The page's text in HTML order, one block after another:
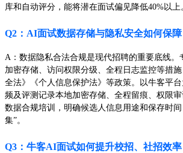
库和自动评分，能将潜在面试偏见降低40%以上
Q2：AI面试数据存储与隐私安全如何保障
A：数据隐私合法合规是现代招聘的重要底线。
加密存储、访问权限分级、全程日志监控等措
全法》《个人信息保护法》等政策。以牛客平
频及评测记录本地加密存储、全程留痕、权限
数据合规培训，明确候选人信息用途和保存时
集”。
Q3：牛客AI面试如何提升校招、社招效